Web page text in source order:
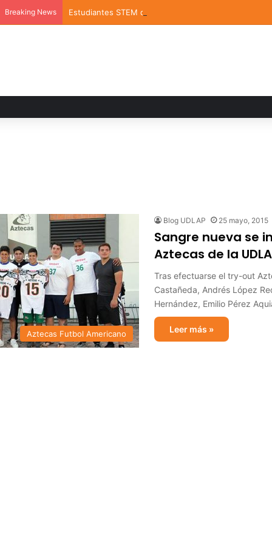
Breaking News Estudiantes STEM de la UDLAP destacan en el
Aztecas Futbol Americano
Blog UDLAP 25 mayo, 2015
Sangre nueva se
Aztecas de la
Tras efectuarse el try-out
Castañeda, Andrés López
Hernández, Emilio Pérez
Leer más »